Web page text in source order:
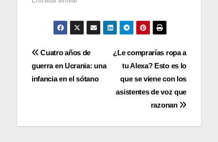
Navegación
de
¿Le comprarías ropa a
tu Alexa? Esto es lo
que se viene con los
asistentes de voz que
razonan
Cuatro años de
guerra en Ucrania: una
infancia en el sótano